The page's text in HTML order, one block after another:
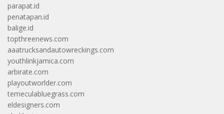
parapat.id
penatapan.id
balige.id
topthreenews.com
aaatrucksandautowreckings.com
youthlinkjamica.com
arbirate.com
playoutworlder.com
temeculabluegrass.com
eldesigners.com